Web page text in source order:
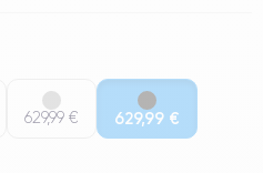
629,99 € 629,99 €